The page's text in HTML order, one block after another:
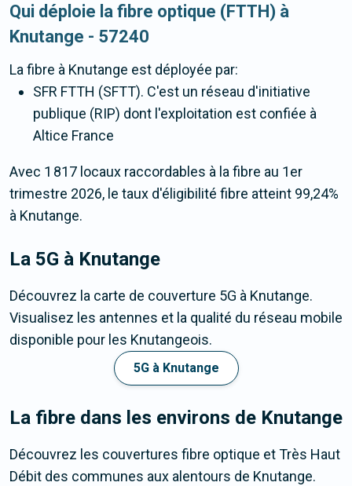
Qui déploie la fibre optique (FTTH) à
Knutange - 57240
La fibre à Knutange est déployée par:
SFR FTTH (SFTT). C'est un réseau d'initiative
publique (RIP) dont l'exploitation est confiée à
Altice France
Avec 1 817 locaux raccordables à la fibre au 1er
trimestre 2026, le taux d'éligibilité fibre atteint 99,24%
à Knutange.
La 5G à Knutange
Découvrez la carte de couverture 5G à Knutange.
Visualisez les antennes et la qualité du réseau mobile
disponible pour les Knutangeois.
5G à Knutange
La fibre dans les environs de Knutange
Découvrez les couvertures fibre optique et Très Haut
Débit des communes aux alentours de Knutange.